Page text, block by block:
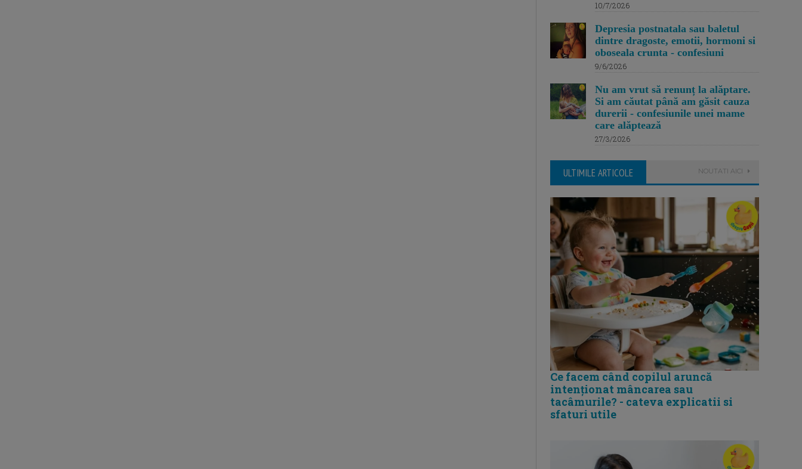
10/7/2026
Depresia postnatala sau baletul
dintre dragoste, emotii, hormoni si
oboseala crunta - confesiuni
9/6/2026
Nu am vrut să renunț la alăptare.
Si am căutat până am găsit cauza
durerii - confesiunile unei mame
care alăptează
27/3/2026
ULTIMILE ARTICOLE NOUTATI AICI
Ce facem când copilul aruncă
intenționat mâncarea sau
tacâmurile? - cateva explicatii si
sfaturi utile